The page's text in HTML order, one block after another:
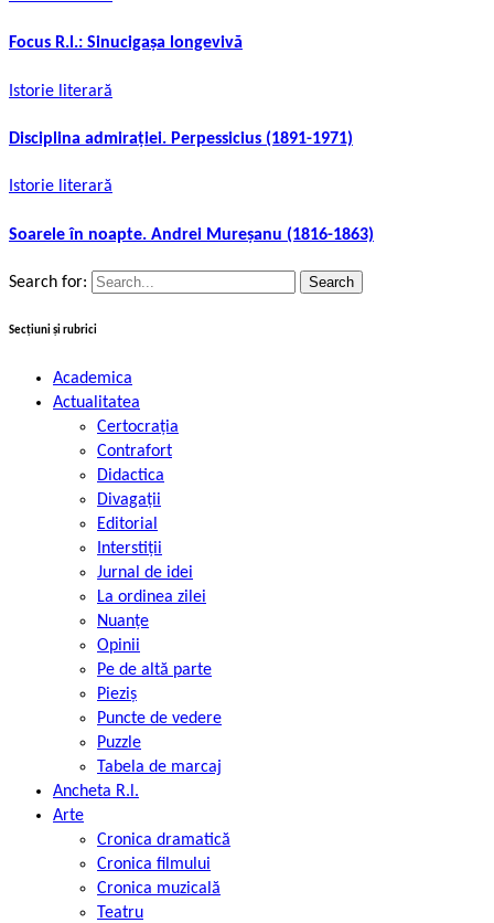
Focus R.l.: Sinucigașa longevivă
Istorie literară
Disciplina admirației. Perpessicius (1891-1971)
Istorie literară
Soarele în noapte. Andrei Mureșanu (1816-1863)
Search for:
Secțiuni și rubrici
Academica
Actualitatea
Certocrația
Contrafort
Didactica
Divagații
Editorial
Interstiții
Jurnal de idei
La ordinea zilei
Nuanțe
Opinii
Pe de altă parte
Pieziș
Puncte de vedere
Puzzle
Tabela de marcaj
Ancheta R.l.
Arte
Cronica dramatică
Cronica filmului
Cronica muzicală
Teatru